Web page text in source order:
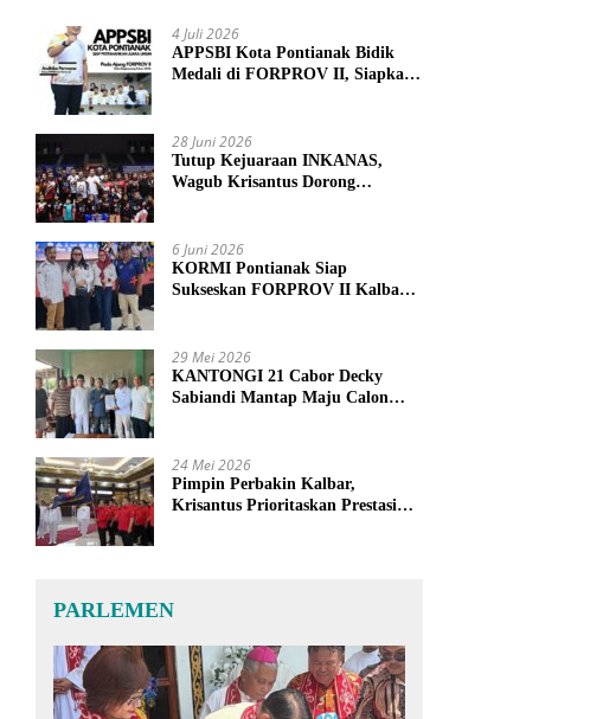
4 Juli 2026
APPSBI Kota Pontianak Bidik
Medali di FORPROV II, Siapkan
28 Juni 2026
Tutup Kejuaraan INKANAS,
Wagub Krisantus Dorong
6 Juni 2026
KORMI Pontianak Siap
Sukseskan FORPROV II Kalbar
29 Mei 2026
KANTONGI 21 Cabor Decky
Sabiandi Mantap Maju Calon
24 Mei 2026
Pimpin Perbakin Kalbar,
Krisantus Prioritaskan Prestasi
PARLEMEN